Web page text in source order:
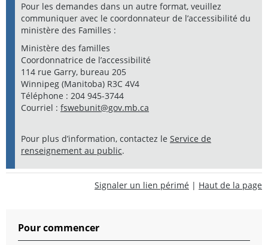
Pour les demandes dans un autre format, veuillez
communiquer avec le coordonnateur de l’accessibilité du
ministère des Familles :
Ministère des familles
Coordonnatrice de l’accessibilité
114 rue Garry, bureau 205
Winnipeg (Manitoba) R3C 4V4
Téléphone : 204 945-3744
Courriel : fswebunit@gov.mb.ca
Pour plus d’information, contactez le Service de
renseignement au public.
Signaler un lien périmé | Haut de la page
Pour commencer